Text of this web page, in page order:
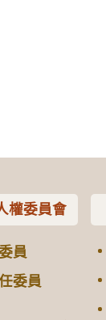
權委員會
員
委員